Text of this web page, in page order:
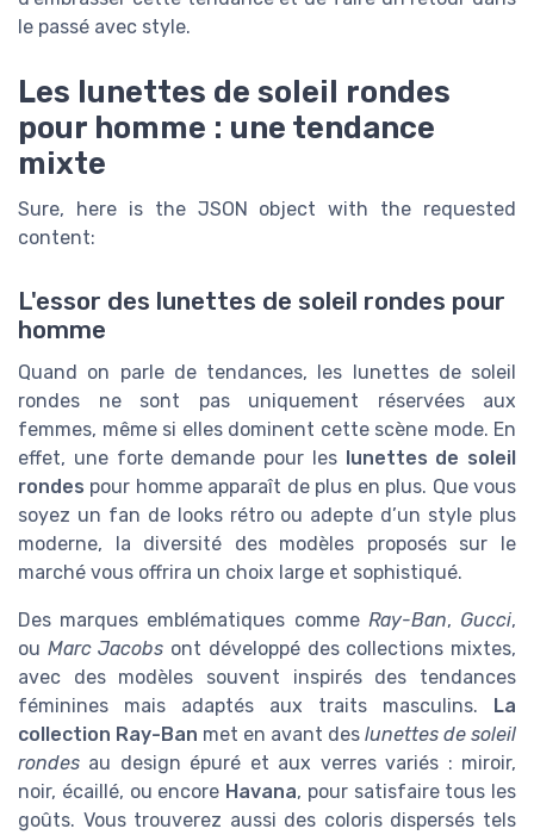
le passé avec style.
Les lunettes de soleil rondes
pour homme : une tendance
mixte
Sure, here is the JSON object with the requested
content:
L'essor des lunettes de soleil rondes pour
homme
Quand on parle de tendances, les lunettes de soleil
rondes ne sont pas uniquement réservées aux
femmes, même si elles dominent cette scène mode. En
effet, une forte demande pour les lunettes de soleil
rondes pour homme apparaît de plus en plus. Que vous
soyez un fan de looks rétro ou adepte d’un style plus
moderne, la diversité des modèles proposés sur le
marché vous offrira un choix large et sophistiqué.
Des marques emblématiques comme Ray-Ban, Gucci,
ou Marc Jacobs ont développé des collections mixtes,
avec des modèles souvent inspirés des tendances
féminines mais adaptés aux traits masculins. La
collection Ray-Ban met en avant des lunettes de soleil
rondes au design épuré et aux verres variés : miroir,
noir, écaillé, ou encore Havana, pour satisfaire tous les
goûts. Vous trouverez aussi des coloris dispersés tels